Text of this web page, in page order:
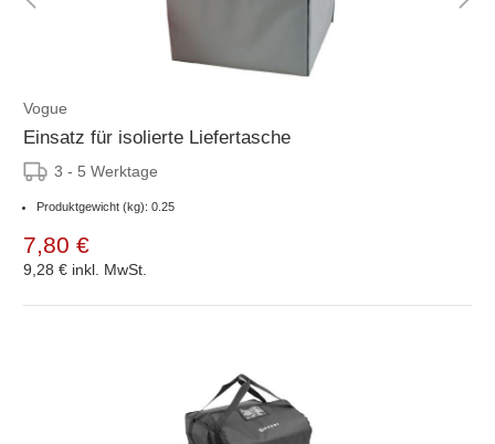
Vogue
Einsatz für isolierte Liefertasche
3 - 5 Werktage
Produktgewicht (kg): 0.25
7,80 €
9,28 € inkl. MwSt.